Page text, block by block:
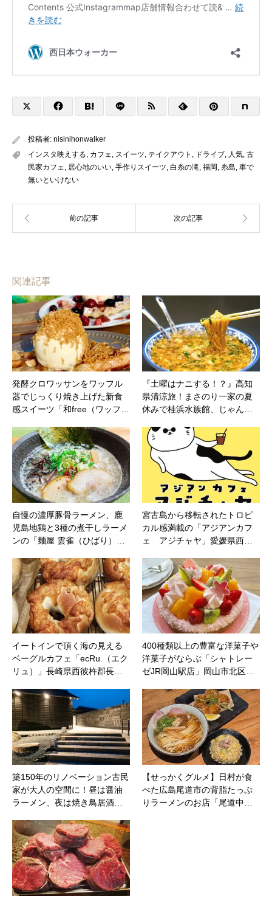
投稿者: nisinihonwalker
インスタ映えする, カフェ, スイーツ, テイクアウト , ドライブ, 人気, 古
民家カフェ, 居心地のいい, 手作りスイーツ, 白糸の滝, 福岡 , 糸島, 車で
無いといけない
関連記事
発酵クロワッサンをワッフル
器でじっくり焼き上げた新食
感スイーツ「和free（ワッフ…
『土曜はナニする！？』高知
県清涼旅！まさのり一家の夏
休みで桂浜水族館、じゃん…
自慢の濃厚豚骨ラーメン、鹿
児島地鶏と3種の煮干しラーメ
ンの「麺屋 雲雀（ひばり）…
宮古島から移転されたトロピ
カル感満載の「アジアンカフ
ェ アジチャヤ」愛媛県西…
イートインで頂く海の見える
ベーグルカフェ「ecRu.（エク
リュ）」長崎県西彼杵郡長…
400種類以上の豊富な洋菓子や
洋菓子がならぶ「シャトレー
ゼJR岡山駅店」岡山市北区…
築150年のリノベーション古民
家が大人の空間に！昼は醤油
ラーメン、夜は焼き鳥居酒…
【せっかくグルメ】日村が食
べた広島尾道市の背脂たっぷ
りラーメンのお店「尾道中…